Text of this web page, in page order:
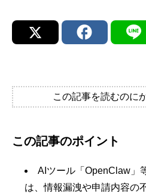
この記事を読むのに
この記事のポイント
AIツール「OpenClaw」
は、情報漏洩や申請内容の